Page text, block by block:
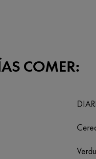
COMER: